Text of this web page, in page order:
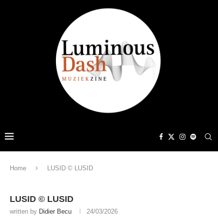
Home LUSID © LUSID
LUSID © LUSID
written by Didier Becu 24/03/2026